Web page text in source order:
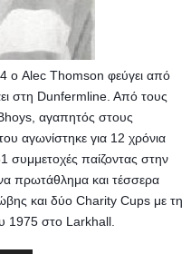
ο Alec Thomson φεύγει από
στη Dunfermline. Aπό τους
αγαπητός στους
αγωνίστηκε για 12 χρόνια
συμμετοχές παίζοντας στην
πρωτάθλημα και τέσσερα
και δύο Charity Cups με τη
1975 στο Larkhall.